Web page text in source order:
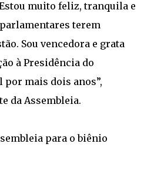
muito feliz, tranquila e
terem
Sou vencedora e grata
à Presidência do
por mais dois anos”,
da Assembleia.
para o biênio